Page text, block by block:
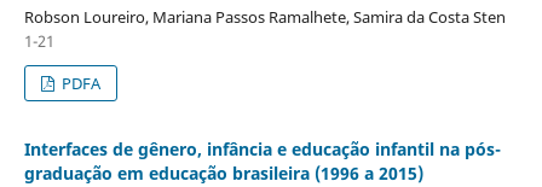
Robson Loureiro, Mariana Passos Ramalhete, Samira da Costa Sten
1-21
PDFA
Interfaces de gênero, infância e educação infantil na pós-
graduação em educação brasileira (1996 a 2015)